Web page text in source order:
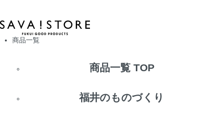
商品一覧
商品一覧 TOP
福井のものづくり